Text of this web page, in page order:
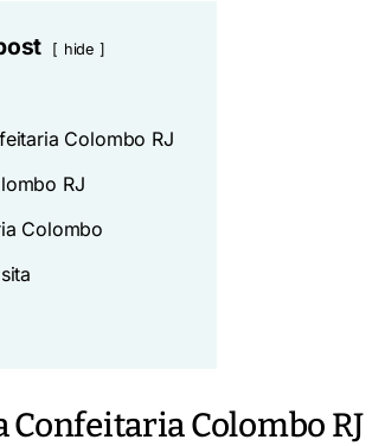
hide
Colombo RJ
RJ
Colombo
Colombo RJ